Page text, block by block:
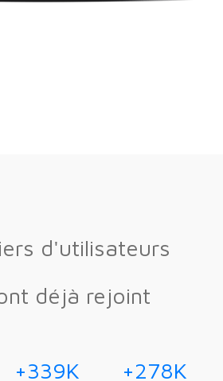
d'utilisateurs
déjà rejoint
+339K +278K